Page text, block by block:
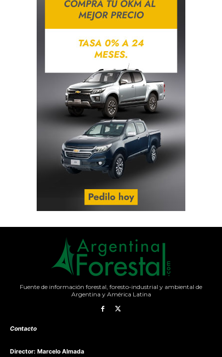
Fuente de información forestal, foresto-industrial y ambiental de
Argentina y América Latina
Contacto
Director: Marcelo Almada